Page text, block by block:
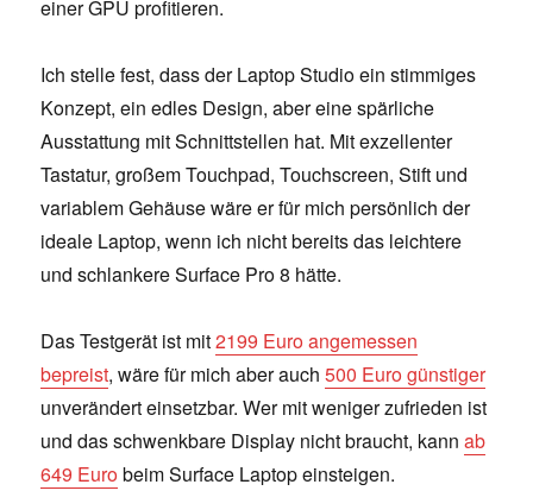
einer GPU profitieren.
Ich stelle fest, dass der Laptop Studio ein stimmiges
Konzept, ein edles Design, aber eine spärliche
Ausstattung mit Schnittstellen hat. Mit exzellenter
Tastatur, großem Touchpad, Touchscreen, Stift und
variablem Gehäuse wäre er für mich persönlich der
ideale Laptop, wenn ich nicht bereits das leichtere
und schlankere Surface Pro 8 hätte.
Das Testgerät ist mit2199 Euro angemessen
bepreist, wäre für mich aber auch500 Euro günstiger
unverändert einsetzbar. Wer mit weniger zufrieden ist
und das schwenkbare Display nicht braucht, kannab
649 Eurobeim Surface Laptop einsteigen.